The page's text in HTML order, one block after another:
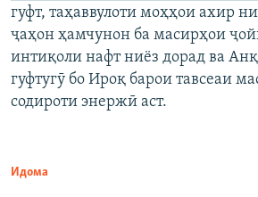
гуфт, таҳаввулоти моҳҳои ахир
ҷаҳон ҳамчунон ба масирҳои
интиқоли нафт ниёз дорад ва
гуфтугӯ бо Ироқ барои тавсеаи
содироти энержӣ аст.
Идома